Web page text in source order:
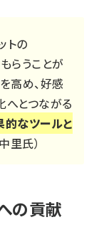
トの
らうことが
高め、好感
へとつながる
なツールと
中里氏）
の貢献